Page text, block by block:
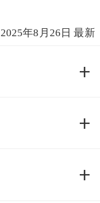
2025年8月26日 最新